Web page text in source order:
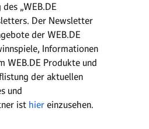
„WEB.DE
Der Newsletter
der WEB.DE
Informationen
WEB.DE Produkte und
der aktuellen
und
ist hier einzusehen.